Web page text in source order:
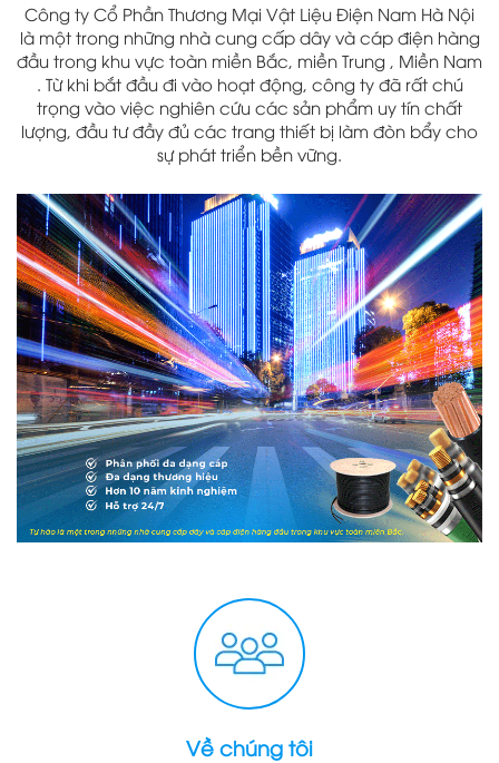
Công ty Cổ Phần Thương Mại Vật Liệu Điện Nam Hà Nội
là một trong những nhà cung cấp dây và cáp điện hàng
đầu trong khu vực toàn miền Bắc, miền Trung , Miền Nam
. Từ khi bắt đầu đi vào hoạt động, công ty đã rất chú
trọng vào việc nghiên cứu các sản phẩm uy tín chất
lượng, đầu tư đầy đủ các trang thiết bị làm đòn bẩy cho
sự phát triển bền vững.
Về chúng tôi